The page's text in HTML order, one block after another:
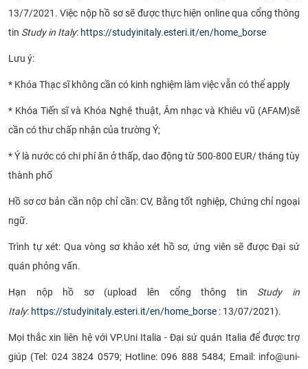
13/7/2021. Việc nộp hồ sơ sẽ được thực hiện online qua cổng thông
tin Study in Italy: https://studyinitaly.esteri.it/en/home_borse
Lưu ý:
* Khóa Thạc sĩ không cần có kinh nghiệm làm việc vẫn có thể apply
* Khóa Tiến sĩ và Khóa Nghệ thuật, Âm nhạc và Khiêu vũ (AFAM)sẽ
cần có thư chấp nhận của trường Ý;
* Ý là nước có chi phí ăn ở thấp, dao động từ 500-800 EUR/ tháng tùy
thành phố
Hồ sơ cơ bản cần nộp chỉ cần: CV, Bằng tốt nghiệp, Chứng chỉ ngoại
ngữ.
Trình tự xét: Qua vòng sơ khảo xét hồ sơ, ứng viên sẽ được Đại sứ
quán phỏng vấn.
Hạn nộp hồ sơ (upload lên cổng thông tin Study in
Italy: https://studyinitaly.esteri.it/en/home_borse : 13/07/2021).
Mọi thắc xin liên hệ với VP.Uni Italia - Đại sứ quán Italia để được trợ
giúp (Tel: 024 3824 0579; Hotline:096 888 5484; Email: info@uni-